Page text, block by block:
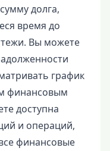
долга,
время до
Вы можете
график
финансовым
доступна
и операций,
финансовые